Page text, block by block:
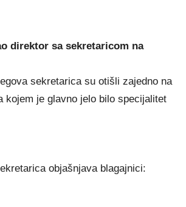
direktor sa sekretaricom na
sekretarica su otišli zajedno na
kojem je glavno jelo bilo specijalitet
objašnjava blagajnici: